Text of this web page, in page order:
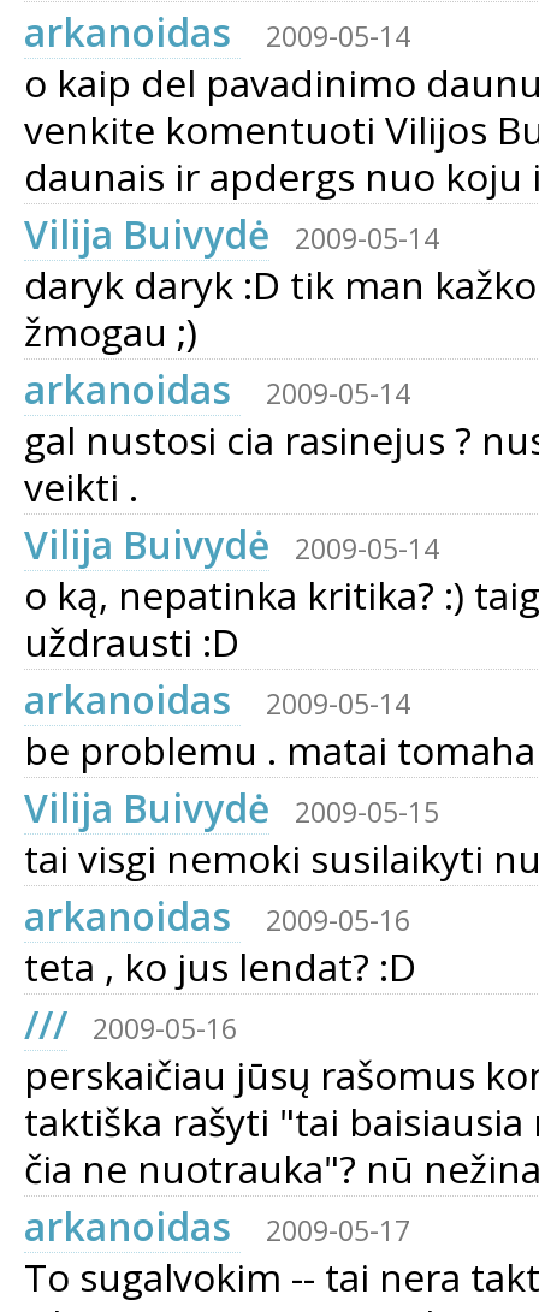
arkanoidas 2009-05-14
o kaip del pavadinimo
venkite komentuoti Vilijos
daunais ir apdergs nuo koju
Vilija Buivydė
2009-05-14
daryk daryk :D tik man
žmogau ;)
arkanoidas
2009-05-14
gal nustosi cia rasinejus ?
veikti .
Vilija Buivydė
2009-05-14
o ką, nepatinka kritika? :)
uždrausti :D
arkanoidas
2009-05-14
be problemu . matai
Vilija Buivydė
2009-05-15
tai visgi nemoki susilaikyti
arkanoidas
2009-05-16
teta , ko jus lendat? :D
///
2009-05-16
perskaičiau jūsų rašomus
taktiška rašyti "tai
čia ne nuotrauka"? nū
arkanoidas
2009-05-17
To sugalvokim -- tai nera